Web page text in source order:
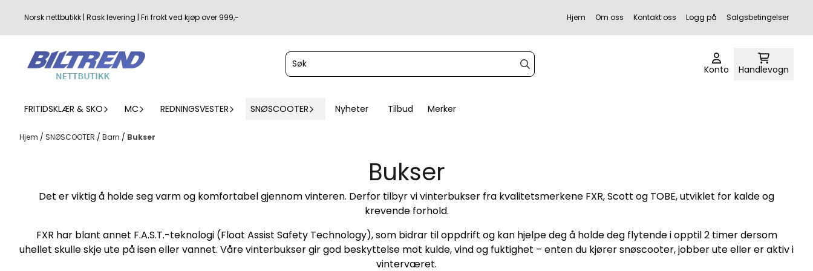
Hopp til innhold
Norsk nettbutikk | Rask levering | Fri frakt ved kjøp over 999,- Hjem Om oss Kontakt oss Logg på Salgsbetingelser
Konto Handlevogn
FRITIDSKLÆR & SKO MC REDNINGSVESTER SNØSCOOTER Nyheter Tilbud Merker
Hjem / SNØSCOOTER / Barn / Bukser
Bukser
Det er viktig å holde seg varm og komfortabel gjennom vinteren. Derfor tilbyr vi vinterbukser fra kvalitetsmerkene FXR, Scott og TOBE, utviklet for kalde og
krevende forhold.
FXR har blant annet F.A.S.T.-teknologi (Float Assist Safety Technology), som bidrar til oppdrift og kan hjelpe deg å holde deg flytende i opptil 2 timer dersom
uhellet skulle skje ute på isen eller vannet. Våre vinterbukser gir god beskyttelse mot kulde, vind og fuktighet – enten du kjører snøscooter, jobber ute eller er aktiv i
vinterværet.